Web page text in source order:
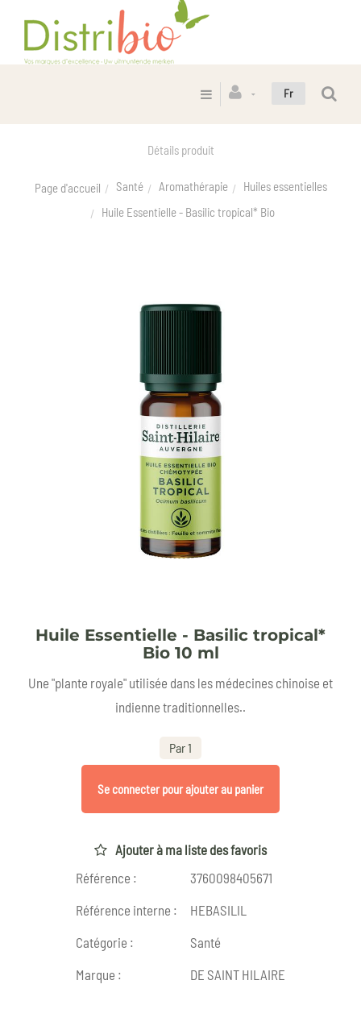
Fr
Détails produit
Page d'accueil Santé Aromathérapie
Huiles essentielles
Huile Essentielle - Basilic tropical* Bio
Huile Essentielle - Basilic tropical*
Bio 10 ml
Une "plante royale" utilisée dans les médecines chinoise et
indienne traditionnelles..
Par 1
Se connecter pour ajouter au panier
Ajouter à ma liste des favoris
Référence :
3760098405671
Référence interne :
HEBASILIL
Catégorie :
Santé
Marque :
DE SAINT HILAIRE